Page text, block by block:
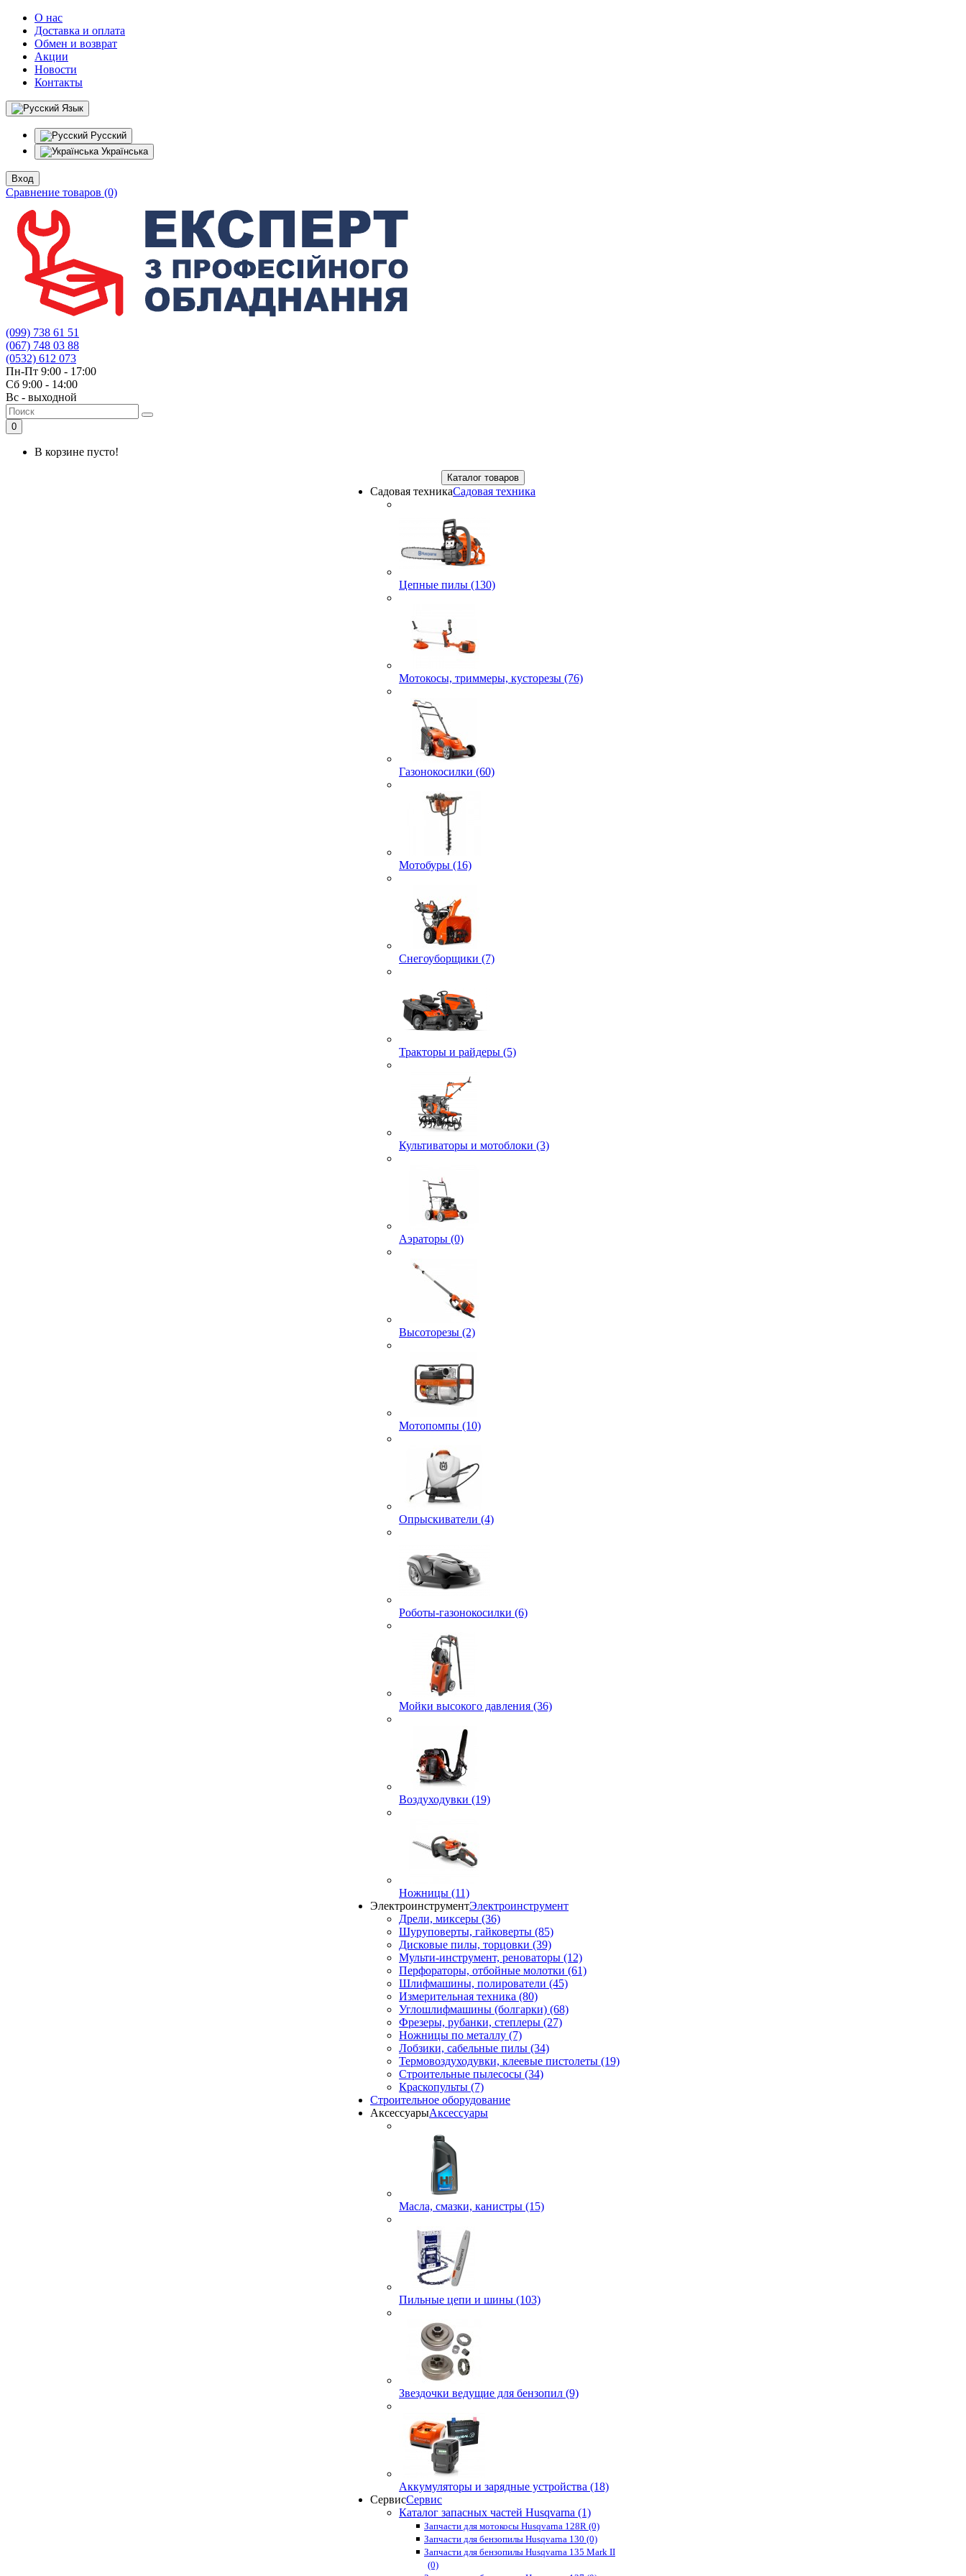
О нас
Доставка и оплата
Обмен и возврат
Акции
Новости
Контакты
Язык
Русский
Українська
Вход
Сравнение товаров (0)
(099) 738 61 51
(067) 748 03 88
(0532) 612 073
Пн-Пт 9:00 - 17:00
Сб 9:00 - 14:00
Вс - выходной
0
В корзине пусто!
Каталог товаров
Садовая техникаСадовая техника
Цепные пилы (130)
Мотокосы, триммеры, кусторезы (76)
Газонокосилки (60)
Мотобуры (16)
Снегоуборщики (7)
Тракторы и райдеры (5)
Культиваторы и мотоблоки (3)
Аэраторы (0)
Высоторезы (2)
Мотопомпы (10)
Опрыскиватели (4)
Роботы-газонокосилки (6)
Мойки высокого давления (36)
Воздуходувки (19)
Ножницы (11)
ЭлектроинструментЭлектроинструмент
Дрели, миксеры (36)
Шуруповерты, гайковерты (85)
Дисковые пилы, торцовки (39)
Мульти-инструмент, реноваторы (12)
Перфораторы, отбойные молотки (61)
Шлифмашины, полирователи (45)
Измерительная техника (80)
Углошлифмашины (болгарки) (68)
Фрезеры, рубанки, степлеры (27)
Ножницы по металлу (7)
Лобзики, сабельные пилы (34)
Термовоздуходувки, клеевые пистолеты (19)
Строительные пылесосы (34)
Краскопульты (7)
Строительное оборудование
АксессуарыАксессуары
Масла, смазки, канистры (15)
Пильные цепи и шины (103)
Звездочки ведущие для бензопил (9)
Аккумуляторы и зарядные устройства (18)
СервисСервис
Каталог запасных частей Husqvarna (1)
Запчасти для мотокосы Husqvarna 128R (0)
Запчасти для бензопилы Husqvarna 130 (0)
Запчасти для бензопилы Husqvarna 135 Mark II
(0)